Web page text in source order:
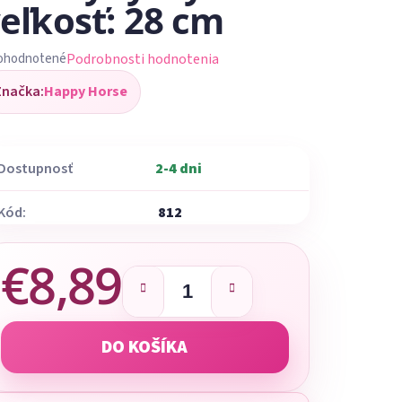
28 cm
Podrobnosti hodnotenia
Happy Horse
2-4 dni
812
€8,89
Jednotková cena:
DO KOŠÍKA